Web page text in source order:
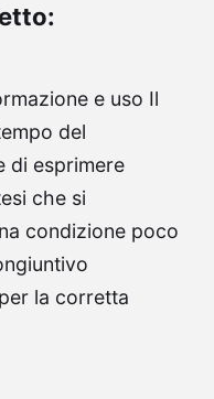
e uso Il
del
di esprimere
che si
condizione poco
la corretta